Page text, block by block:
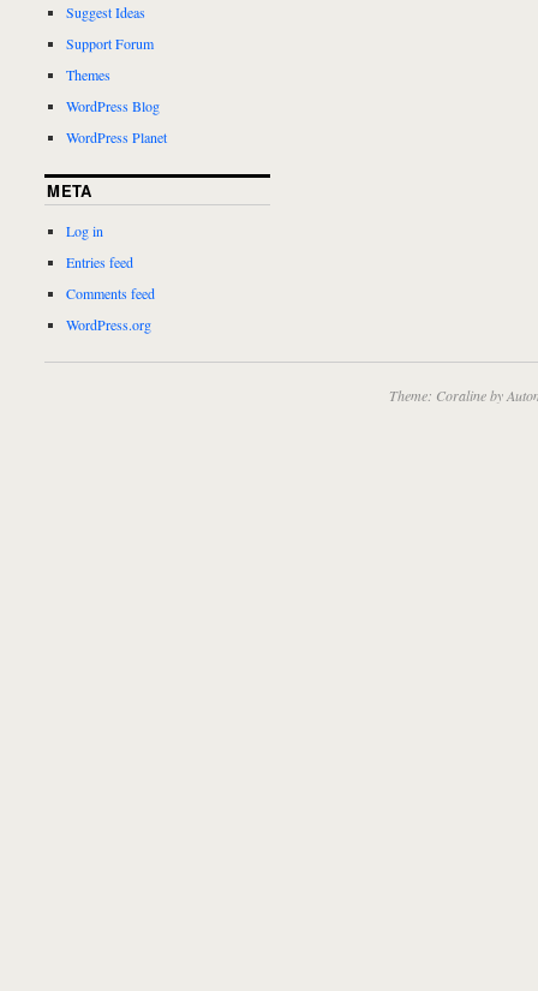
Suggest Ideas
Support Forum
Themes
WordPress Blog
WordPress Planet
META
Log in
Entries feed
Comments feed
WordPress.org
Theme: Coraline by